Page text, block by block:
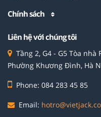
Chính sách
Liên hệ với chúng tôi
Tầng 2, G4 - G5 Tòa nhà
Phường Khương Đình, Hà
Phone: 084 283 45 85
Email: